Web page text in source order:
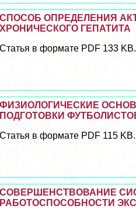
СПОСОБ ОПРЕДЕЛЕНИЯ
ХРОНИЧЕСКОГО ГЕПАТИТА
Статья в формате PDF 133
ФИЗИОЛОГИЧЕСКИЕ
ПОДГОТОВКИ
Статья в формате PDF 115
СОВЕРШЕНСТВОВАНИЕ
РАБОТОСПОСОБНОСТИ